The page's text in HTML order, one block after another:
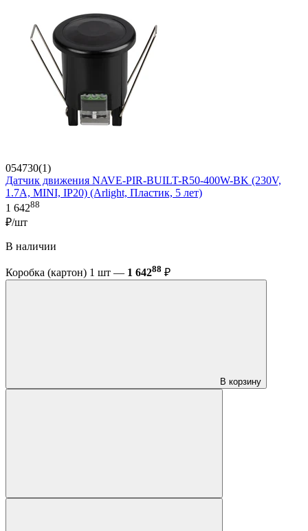
054730(1)
Датчик движения NAVE-PIR-BUILT-R50-400W-BK (230V,
1.7A, MINI, IP20) (Arlight, Пластик, 5 лет)
1 64288
₽/шт
В наличии
Коробка (картон) 1 шт — 1 64288 ₽
В корзину